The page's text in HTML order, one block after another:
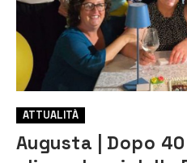
ATTUALITÀ
Augusta | Dopo